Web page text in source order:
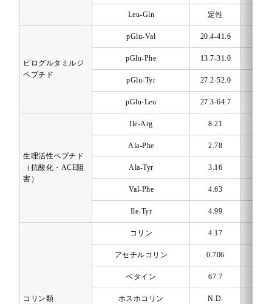
Leu-Gln 定性
ピログルタミルジ
ペプチド
pGlu-Val 20.4-41.6
pGlu-Phe 13.7-31.0
pGlu-Tyr 27.2-52.0
pGlu-Leu 27.3-64.7
生理活性ペプチド
（抗酸化・ACE阻
害）
Ile-Arg 8.21
Ala-Phe 2.78
Ala-Tyr 3.16
Val-Phe 4.63
Ile-Tyr 4.99
コリン類
コリン 4.17
アセチルコリン 0.706
ベタイン 67.7
ホスホコリン N.D.